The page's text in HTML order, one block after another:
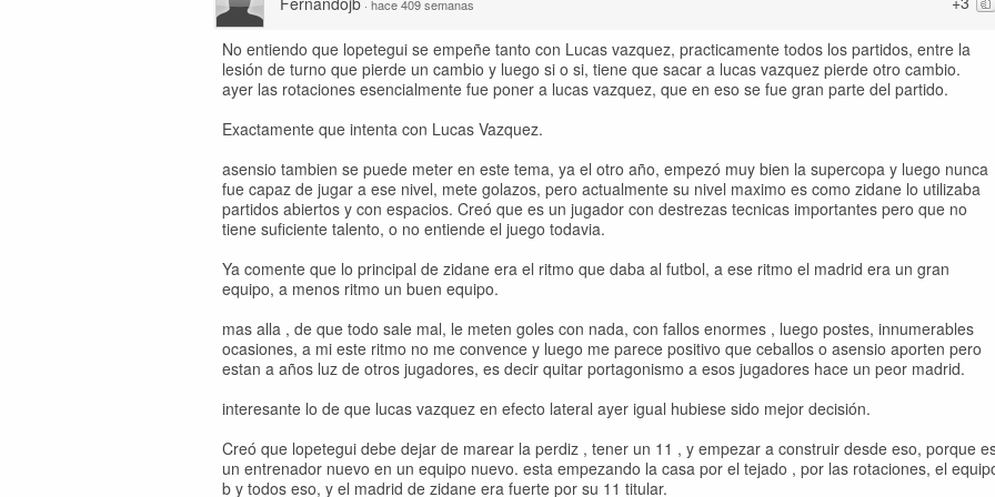
· hace 409 semanas
No entiendo que lopetegui se empeñe tanto con Lucas vazquez, practicamente todos los partidos, entre la
lesión de turno que pierde un cambio y luego si o si, tiene que sacar a lucas vazquez pierde otro cambio.
ayer las rotaciones esencialmente fue poner a lucas vazquez, que en eso se fue gran parte del partido.
Exactamente que intenta con Lucas Vazquez.
asensio tambien se puede meter en este tema, ya el otro año, empezó muy bien la supercopa y luego nunca
fue capaz de jugar a ese nivel, mete golazos, pero actualmente su nivel maximo es como zidane lo utilizaba
partidos abiertos y con espacios. Creó que es un jugador con destrezas tecnicas importantes pero que no
tiene suficiente talento, o no entiende el juego todavia.
Ya comente que lo principal de zidane era el ritmo que daba al futbol, a ese ritmo el madrid era un gran
equipo, a menos ritmo un buen equipo.
mas alla , de que todo sale mal, le meten goles con nada, con fallos enormes , luego postes, innumerables
ocasiones, a mi este ritmo no me convence y luego me parece positivo que ceballos o asensio aporten pero
estan a años luz de otros jugadores, es decir quitar portagonismo a esos jugadores hace un peor madrid.
interesante lo de que lucas vazquez en efecto lateral ayer igual hubiese sido mejor decisión.
Creó que lopetegui debe dejar de marear la perdiz , tener un 11 , y empezar a construir desde eso, porque
un entrenador nuevo en un equipo nuevo. esta empezando la casa por el tejado , por las rotaciones, el
b y todos eso, y el madrid de zidane era fuerte por su 11 titular.